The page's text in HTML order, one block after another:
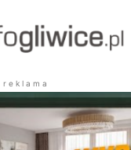
r e k l a m a